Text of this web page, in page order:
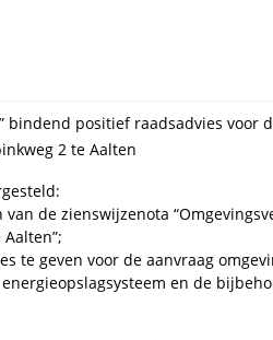
bindend positief raadsadvies voor
2 te Aalten
van de zienswijzenota
te geven voor de aanvraag
en de